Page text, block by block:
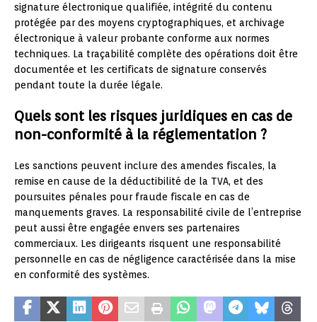
signature électronique qualifiée, intégrité du contenu
protégée par des moyens cryptographiques, et archivage
électronique à valeur probante conforme aux normes
techniques. La traçabilité complète des opérations doit être
documentée et les certificats de signature conservés
pendant toute la durée légale.
Quels sont les risques juridiques en cas de
non-conformité à la réglementation ?
Les sanctions peuvent inclure des amendes fiscales, la
remise en cause de la déductibilité de la TVA, et des
poursuites pénales pour fraude fiscale en cas de
manquements graves. La responsabilité civile de l’entreprise
peut aussi être engagée envers ses partenaires
commerciaux. Les dirigeants risquent une responsabilité
personnelle en cas de négligence caractérisée dans la mise
en conformité des systèmes.